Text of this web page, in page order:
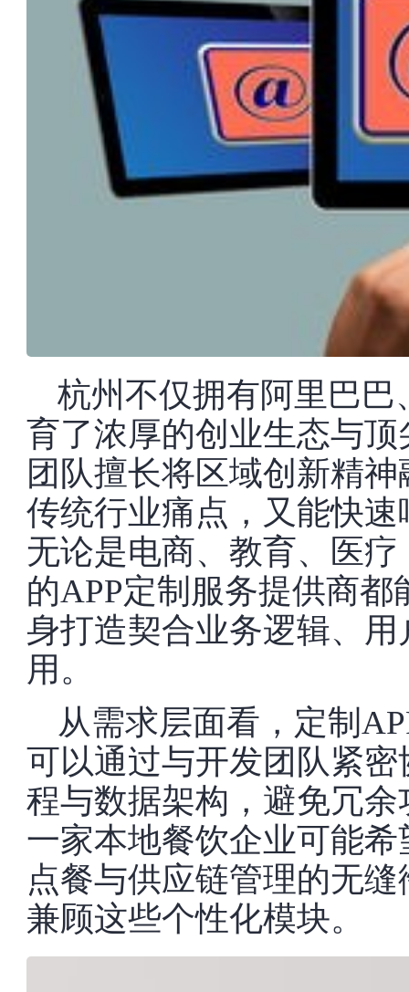
杭州不仅拥有阿里巴
育了浓厚的创业生态与
团队擅长将区域创新精
传统行业痛点，又能快
无论是电商、教育、医
的APP定制服务提供商
身打造契合业务逻辑、
用。
从需求层面看，定制
可以通过与开发团队紧
程与数据架构，避免冗
一家本地餐饮企业可能
点餐与供应链管理的无
兼顾这些个性化模块。